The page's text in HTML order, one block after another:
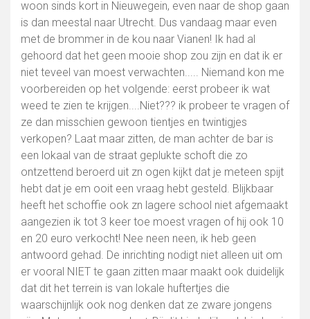
woon sinds kort in Nieuwegein, even naar de shop gaan
is dan meestal naar Utrecht. Dus vandaag maar even
met de brommer in de kou naar Vianen! Ik had al
gehoord dat het geen mooie shop zou zijn en dat ik er
niet teveel van moest verwachten..... Niemand kon me
voorbereiden op het volgende: eerst probeer ik wat
weed te zien te krijgen....Niet??? ik probeer te vragen of
ze dan misschien gewoon tientjes en twintigjes
verkopen? Laat maar zitten, de man achter de bar is
een lokaal van de straat geplukte schoft die zo
ontzettend beroerd uit zn ogen kijkt dat je meteen spijt
hebt dat je em ooit een vraag hebt gesteld. Blijkbaar
heeft het schoffie ook zn lagere school niet afgemaakt
aangezien ik tot 3 keer toe moest vragen of hij ook 10
en 20 euro verkocht! Nee neen neen, ik heb geen
antwoord gehad. De inrichting nodigt niet alleen uit om
er vooral NIET te gaan zitten maar maakt ook duidelijk
dat dit het terrein is van lokale huftertjes die
waarschijnlijk ook nog denken dat ze zware jongens